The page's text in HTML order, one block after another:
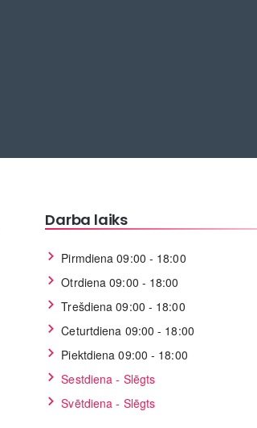
Darba laiks
Pirmdiena 09:00 - 18:00
Otrdiena 09:00 - 18:00
Trešdiena 09:00 - 18:00
Ceturtdiena 09:00 - 18:00
Piektdiena 09:00 - 18:00
Sestdiena - Slēgts
Svētdiena - Slēgts